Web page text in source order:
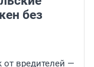
без
от вредителей —